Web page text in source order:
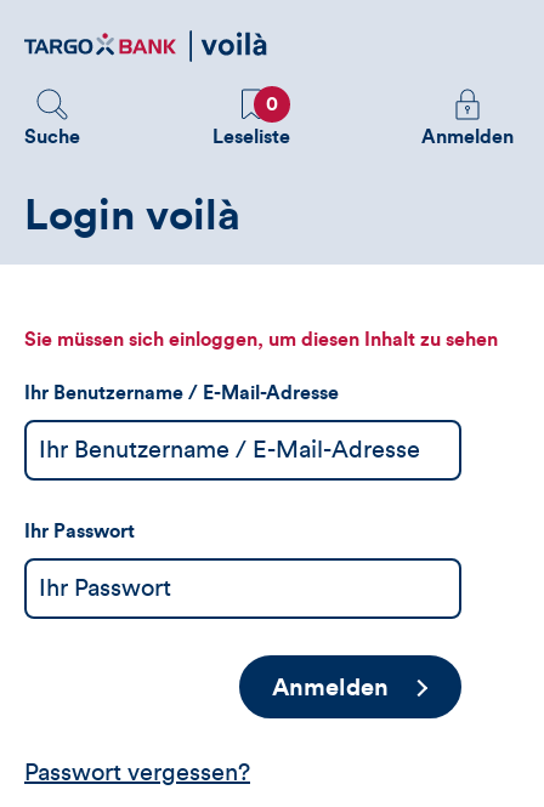
zum
Suche
Favoriten
0
Leseliste
Melden
Sie
sehen
Anmelden
Login voilà
Sie müssen sich einloggen, um diesen Inhalt zu sehen
Ihr Benutzername / E-Mail-Adresse
Ihr Passwort
Anmelden
Passwort vergessen?